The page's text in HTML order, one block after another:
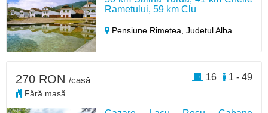
Rametului, 59 km Clu
Pensiune Rimetea,Județul Alba
270 RON /casă
Fără masă
1 - 49
16